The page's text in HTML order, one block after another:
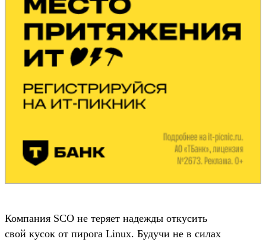
Компания SCO не теряет надежды откусить
свой кусок от пирога Linux. Будучи не в силах